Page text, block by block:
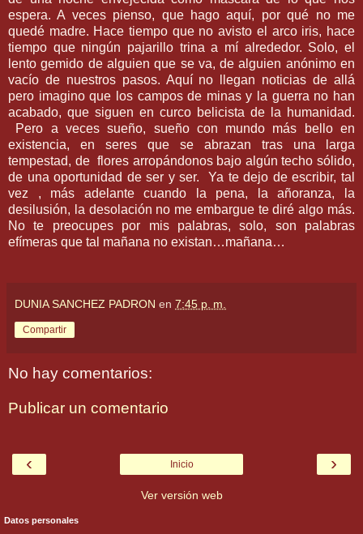
espera. A veces pienso, que hago aquí, por qué no me
quedé madre. Hace tiempo que no avisto el arco iris, hace
tiempo que ningún pajarillo trina a mí alrededor. Solo, el
lento gemido de alguien que se va, de alguien anónimo en
vacío de nuestros pasos. Aquí no llegan noticias de allá
pero imagino que los campos de minas y la guerra no han
acabado, que siguen en curco belicista de la humanidad.
Pero a veces sueño, sueño con mundo más bello en
existencia, en seres que se abrazan tras una larga
tempestad, de flores arropándonos bajo algún techo sólido,
de una oportunidad de ser y ser.
Ya te dejo de escribir, tal
vez , más adelante cuando la pena, la añoranza, la
desilusión, la desolación no me embargue te diré algo más.
No te preocupes por mis palabras, solo, son palabras
efímeras que tal mañana no existan…mañana…
DUNIA SANCHEZ PADRON en 7:45 p. m.
Compartir
No hay comentarios:
Publicar un comentario
‹ ›
Inicio
Ver versión web
Datos personales